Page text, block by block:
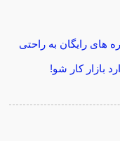
های رایگان به راحتی
بازار کار شو!